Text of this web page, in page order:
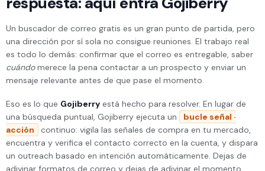
Un buscador de correo gratis es un gran punto de partida, pero
una dirección por sí sola no consigue reuniones. El trabajo real
es todo lo demás: confirmar que el correo es entregable, saber
cuándomerece la pena contactar a un prospecto y enviar un
mensaje relevante antes de que pase el momento.
Eso es lo que Gojiberry está hecho para resolver. En lugar de
una búsqueda puntual, Gojiberry ejecuta un
bucle señal ·
acción
continuo: vigila las señales de compra en tu mercado,
encuentra y verifica el contacto correcto en la cuenta, y dispara
un outreach basado en intención automáticamente. Dejas de
adivinar formatos de correo y dejas de adivinar el momento.